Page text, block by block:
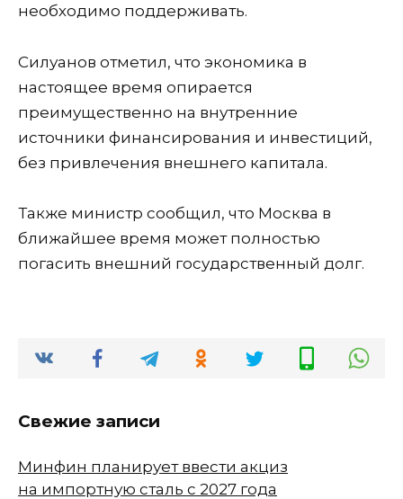
необходимо поддерживать.
Силуанов отметил, что экономика в
настоящее время опирается
преимущественно на внутренние
источники финансирования и инвестиций,
без привлечения внешнего капитала.
Также министр сообщил, что Москва в
ближайшее время может полностью
погасить внешний государственный долг.
Свежие записи
Минфин планирует ввести акциз
на импортную сталь с 2027 года